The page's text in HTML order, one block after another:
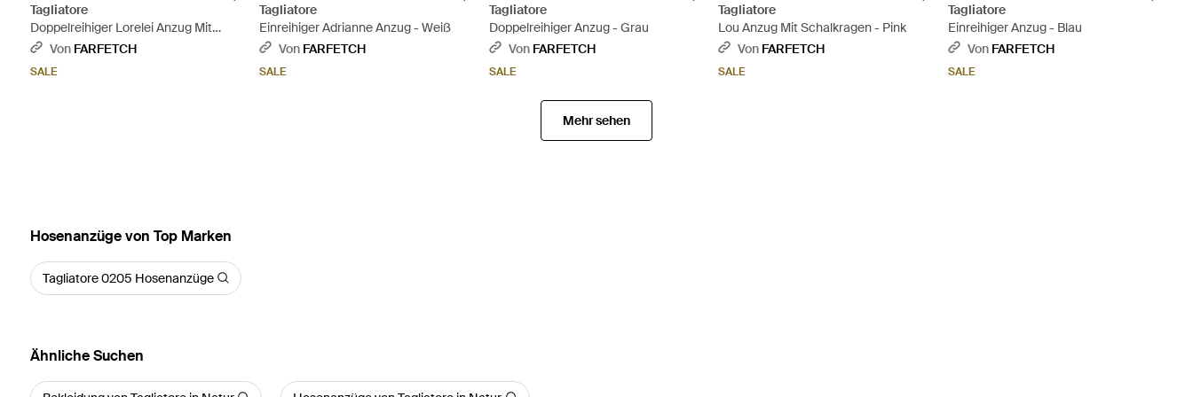
Tagliatore
Doppelreihiger Lorelei Anzug Mit
Nadelstreifen - Braun
Von FARFETCH
SALE
Tagliatore
Einreihiger Adrianne Anzug - Weiß
Von FARFETCH
SALE
Tagliatore
Doppelreihiger Anzug - Grau
Von FARFETCH
SALE
Tagliatore
Lou Anzug Mit Schalkragen - Pink
Von FARFETCH
SALE
Tagliatore
Einreihiger Anzug - Blau
Von FARFETCH
SALE
Mehr sehen
Hosenanzüge von Top Marken
Tagliatore 0205 Hosenanzüge
Ähnliche Suchen